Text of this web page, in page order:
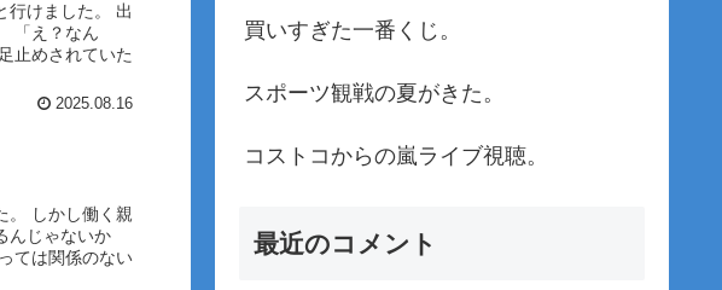
行けました。 出
「え？なん
止めされていた
2025.08.16
。 しかし働く親
んじゃないか
ては関係のない
買いすぎた一番くじ。
スポーツ観戦の夏がきた。
コストコからの嵐ライブ視聴。
最近のコメント